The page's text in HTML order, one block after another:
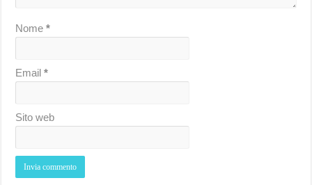
Nome*
Email*
Sito web